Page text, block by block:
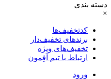
دسته بندی
×
کدتخفیف‌ها
برندهای تخفیف‌دار
تخفیف‌های ویژه
ارتباط با تیم آفِمون
ورود